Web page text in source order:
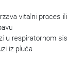
vitalni proces
u respiratornom
iz pluća